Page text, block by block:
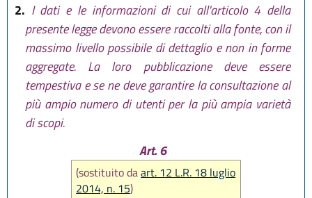
2. I dati e le informazioni di cui all'articolo 4 della
presente legge devono essere raccolti alla fonte, con il
massimo livello possibile di dettaglio e non in forme
aggregate. La loro pubblicazione deve essere
tempestiva e se ne deve garantire la consultazione al
più ampio numero di utenti per la più ampia varietà
di scopi.
Art. 6
(sostituito daart. 12 L.R. 18 luglio
2014, n. 15)